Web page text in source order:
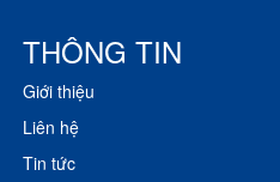
THÔNG TIN
Giới thiệu
Liên hệ
Tin tức